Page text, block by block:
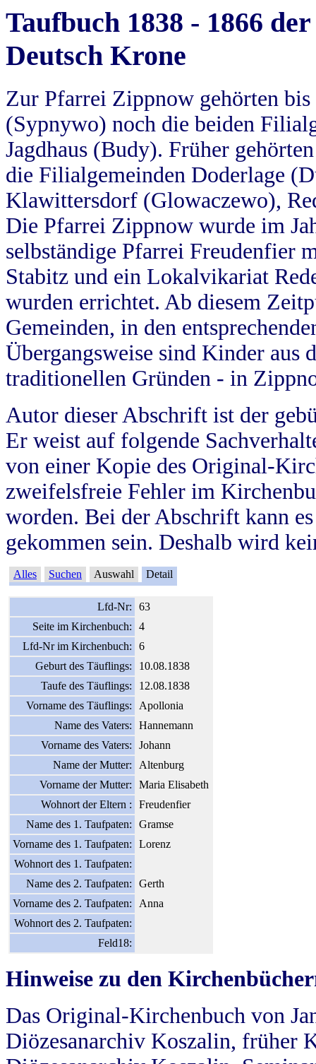
Taufbuch 1838 - 1866
Deutsch Krone
Zur Pfarrei Zippnow gehörten
(Sypnywo) noch die beiden
Jagdhaus (Budy). Früher
die Filialgemeinden Doderlage
Klawittersdorf (Glowaczewo),
Die Pfarrei Zippnow wurde im
selbständige Pfarrei Freudenfier
Stabitz und ein Lokalvikariat
wurden errichtet. Ab diesem
Gemeinden, in den
Übergangsweise sind Kinder aus
traditionellen Gründen - in
Autor dieser Abschrift ist der
Er weist auf folgende
von einer Kopie des Original-
zweifelsfreie Fehler im
worden. Bei der Abschrift kann
gekommen sein. Deshalb wird
Alles Suchen Auswahl Detail
Lfd-Nr:
63
Seite im Kirchenbuch:
4
Lfd-Nr im Kirchenbuch:
6
Geburt des Täuflings:
10.08.1838
Taufe des Täuflings:
12.08.1838
Vorname des Täuflings:
Apollonia
Name des Vaters:
Hannemann
Vorname des Vaters:
Johann
Name der Mutter:
Altenburg
Vorname der Mutter:
Maria Elisabeth
Wohnort der Eltern :
Freudenfier
Name des 1. Taufpaten:
Gramse
Vorname des 1. Taufpaten:
Lorenz
Wohnort des 1. Taufpaten:
Name des 2. Taufpaten:
Gerth
Vorname des 2. Taufpaten:
Anna
Wohnort des 2. Taufpaten:
Feld18:
Hinweise zu den
Das Original-Kirchenbuch von
Diözesanarchiv Koszalin, früher